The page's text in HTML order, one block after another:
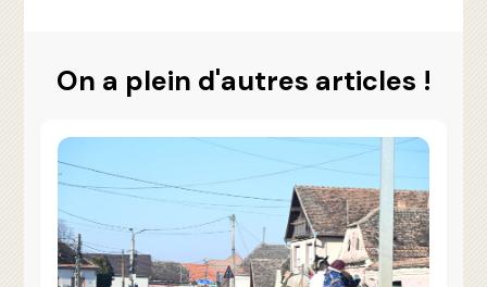
On a plein d'autres articles !